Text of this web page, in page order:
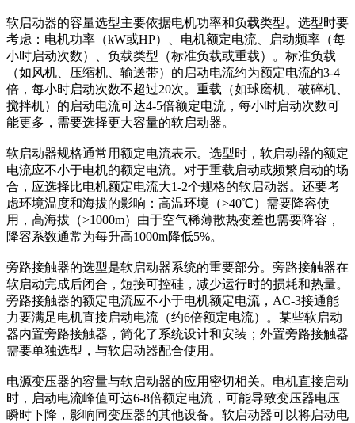
软启动器的容量选型主要依据电机功率和负载类型。选型时要
考虑：电机功率（kW或HP）、电机额定电流、启动频率（每
小时启动次数）、负载类型（标准负载或重载）。标准负载
（如风机、压缩机、输送带）的启动电流约为额定电流的3-4
倍，每小时启动次数不超过20次。重载（如球磨机、破碎机、
搅拌机）的启动电流可达4-5倍额定电流，每小时启动次数可
能更多，需要选择更大容量的软启动器。
软启动器规格通常用额定电流表示。选型时，软启动器的额定
电流应不小于电机的额定电流。对于重载启动或频繁启动的场
合，应选择比电机额定电流大1-2个规格的软启动器。还要考
虑环境温度和海拔的影响：高温环境（>40℃）需要降容使
用，高海拔（>1000m）由于空气稀薄散热变差也需要降容，
降容系数通常为每升高1000m降低5%。
旁路接触器的选型是软启动器系统的重要部分。旁路接触器在
软启动完成后闭合，短接可控硅，减少运行时的损耗和热量。
旁路接触器的额定电流应不小于电机额定电流，AC-3接通能
力要满足电机直接启动电流（约6倍额定电流）。某些软启动
器内置旁路接触器，简化了系统设计和安装；外置旁路接触器
需要单独选型，与软启动器配合使用。
电源变压器的容量与软启动器的应用密切相关。电机直接启动
时，启动电流峰值可达6-8倍额定电流，可能导致变压器电压
瞬时下降，影响同变压器的其他设备。软启动器可以将启动电